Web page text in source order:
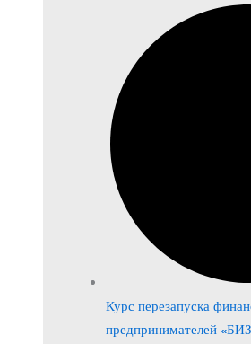
Курс перезапуска
предпринимателей